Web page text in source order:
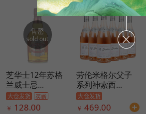
售罄
sold out
芝华士12年苏格
兰威士忌...
买赠
￥ 128.00
劳伦米格尔父子
系列神索西...
￥ 469.00